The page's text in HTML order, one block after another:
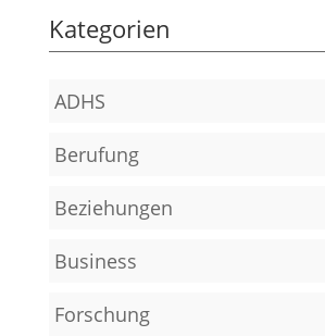
Kategorien
ADHS
Berufung
Beziehungen
Business
Forschung